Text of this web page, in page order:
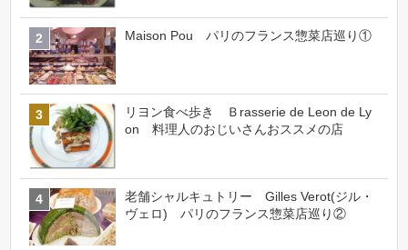
Maison Pou パリのフランス惣菜店巡り①
リヨン食べ歩き Ｂrasserie de Leon de Ly
on 料理人のおじいさんおススメの店
老舗シャルキュトリー Gilles Verot(ジル・
ヴェロ) パリのフランス惣菜店巡り②